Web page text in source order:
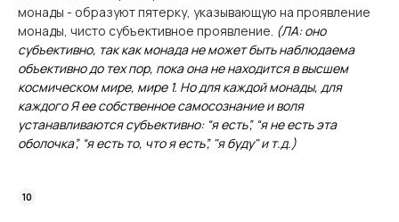
монады - образуют пятерку, указывающую на проявление
монады, чисто субъективное проявление. (ЛА: оно
субъективно, так как монада не может быть наблюдаема
объективно до тех пор, пока она не находится в высшем
космическом мире, мире 1. Но для каждой монады, для
каждого Я ее собственное самосознание и воля
устанавливаются субъективно: “я есть”, “я не есть эта
оболочка”, “я есть то, что я есть”, "я буду" и т.д.)